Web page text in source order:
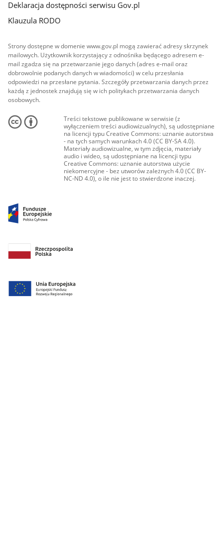
Deklaracja dostępności serwisu Gov.pl
Klauzula RODO
Strony dostępne w domenie www.gov.pl mogą zawierać adresy skrzynek
mailowych. Użytkownik korzystający z odnośnika będącego adresem e-
mail zgadza się na przetwarzanie jego danych (adres e-mail oraz
dobrowolnie podanych danych w wiadomości) w celu przesłania
odpowiedzi na przesłane pytania. Szczegóły przetwarzania danych przez
każdą z jednostek znajdują się w ich politykach przetwarzania danych
osobowych.
Treści tekstowe publikowane w serwisie (z
wyłączeniem treści audiowizualnych), są udostępniane
na licencji typu Creative Commons: uznanie autorstwa
- na tych samych warunkach 4.0 (CC BY-SA 4.0).
Materiały audiowizualne, w tym zdjęcia, materiały
audio i wideo, są udostępniane na licencji typu
Creative Commons: uznanie autorstwa użycie
niekomercyjne - bez utworów zależnych 4.0 (CC BY-
NC-ND 4.0), o ile nie jest to stwierdzone inaczej.